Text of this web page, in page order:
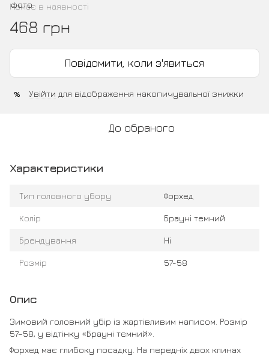
Немає в наявності
468 грн
Повідомити, коли з'явиться
% Увійти для відображення накопичувальної знижки
До обраного
Характеристики
Тип головного убору Форхед
Колір Брауні темний
Брендування Ні
Розмір 57-58
Опис
Зимовий головний убір із жартівливим написом. Розмір
57–58, у відтінку «Брауні темний».
Форхед має глибоку посадку. На передніх двох клинах